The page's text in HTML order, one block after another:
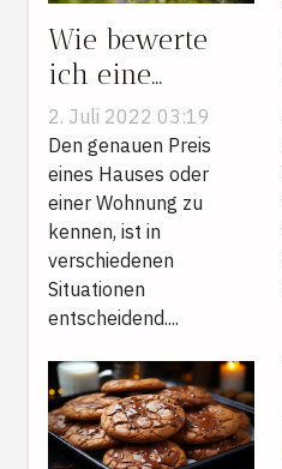
Wie bewerte
ich eine
Immobilie in
der Schweiz?
2. Juli 2022 03:19
Den genauen Preis
eines Hauses oder
einer Wohnung zu
kennen, ist in
verschiedenen
Situationen
entscheidend....